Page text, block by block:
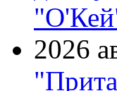
2026